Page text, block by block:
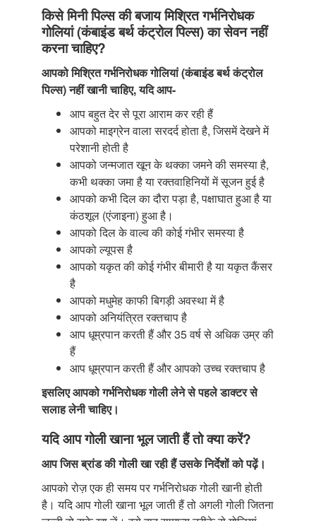
किसे मिनी पिल्स की बजाय मिश्रित गर्भनिरोधक
गोलियां (कंबाइंड बर्थ कंट्रोल पिल्स) का सेवन नहीं
करना चाहिए?
आपको मिश्रित गर्भनिरोधक गोलियां (कंबाइंड बर्थ कंट्रोल
पिल्स) नहीं खानी चाहिए, यदि आप-
आप बहुत देर से पूरा आराम कर रही हैं
आपको माइग्रेन वाला सरदर्द होता है, जिसमें देखने में
परेशानी होती है
आपको जन्मजात खून के थक्का जमने की समस्या है,
कभी थक्का जमा है या रक्तवाहिनियों में सूजन हुई है
आपको कभी दिल का दौरा पड़ा है, पक्षाघात हुआ है या
कंठशूल (एंजाइना) हुआ है।
आपको दिल के वाल्व की कोई गंभीर समस्या है
आपको ल्यूपस है
आपको यकृत की कोई गंभीर बीमारी है या यकृत कैंसर
है
आपको मधुमेह काफी बिगड़ी अवस्था में है
आपको अनियंत्रित रक्तचाप है
आप धूम्रपान करती हैं और 35 वर्ष से अधिक उम्र की
हैं
आप धूम्रपान करती हैं और आपको उच्च रक्तचाप है
इसलिए आपको गर्भनिरोधक गोली लेने से पहले डाक्टर से
सलाह लेनी चाहिए।
यदि आप गोली खाना भूल जाती हैं तो क्या करें?
आप जिस ब्रांड की गोली खा रही हैं उसके निर्देशोंको पढ़ें।
आपको रोज़ एक ही समय पर गर्भनिरोधक गोली खानी होती
है। यदि आप गोली खाना भूल जाती हैं तो अगली गोली जितना